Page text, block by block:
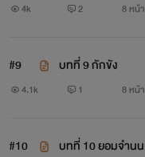
4k 2 8 หน้า
#9 บทที่ 9 กักขัง
4.1k 1 8 หน้า
#10 บทที่ 10 ยอมจำนน